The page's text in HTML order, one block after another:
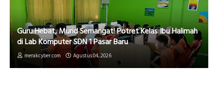
Guru Hebat, Murid Semangat! Potret Kelas Ibu Halimah
di Lab Komputer SDN 1 Pasar Baru
merakcyber.com Agustus 04, 2026